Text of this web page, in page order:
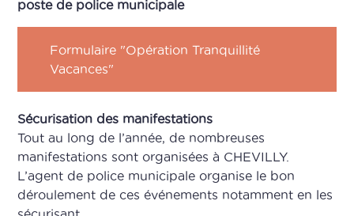
poste de police municipale
Formulaire "Opération Tranquillité
Vacances"
Sécurisation des manifestations
Tout au long de l’année, de nombreuses
manifestations sont organisées à CHEVILLY.
L’agent de police municipale organise le bon
déroulement de ces événements notamment en les